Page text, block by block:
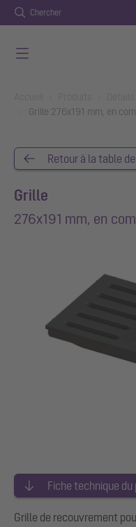
Chercher
Grille 276x191 mm, en
Retour à la table
Grille
276x191 mm, en
Fiche technique du
Grille de recouvrement